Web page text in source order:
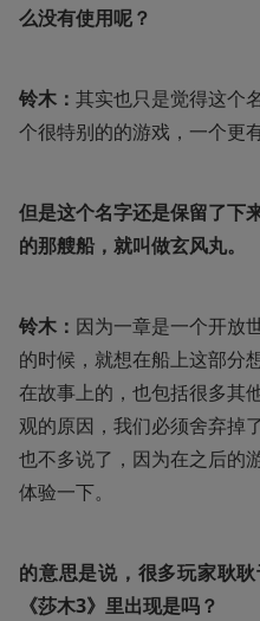
么没有使用呢？
铃木：其实也只是觉得这个
个很特别的的游戏，一个更
但是这个名字还是保留了下
的那艘船，就叫做玄风丸。
铃木： 因为一章是一个开放
的时候，就想在船上这部分
在故事上的，也包括很多其
观的原因，我们必须舍弃掉
也不多说了，因为在之后的
体验一下。
的意思是说，很多玩家耿
《莎木3》里出现是吗？